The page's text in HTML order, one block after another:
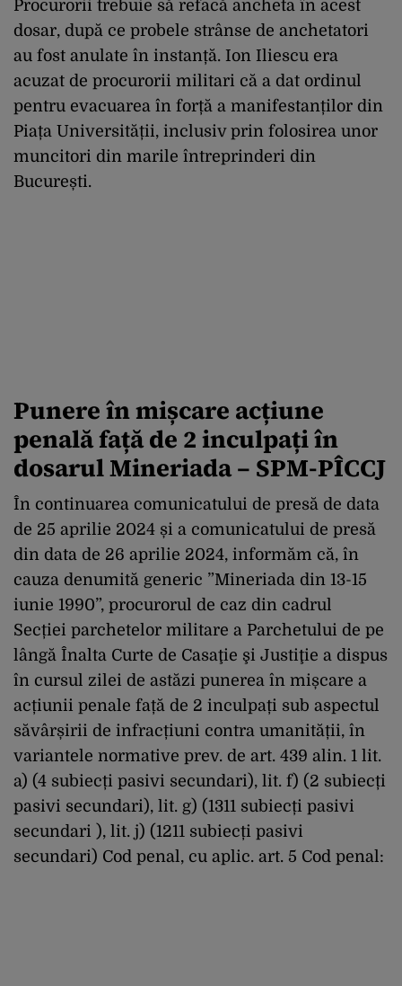
Procurorii trebuie să refacă ancheta în acest
dosar, după ce probele strânse de anchetatori
au fost anulate în instanță. Ion Iliescu era
acuzat de procurorii militari că a dat ordinul
pentru evacuarea în forță a manifestanților din
Piața Universității, inclusiv prin folosirea unor
muncitori din marile întreprinderi din
București.
Punere în mișcare acțiune
penală față de 2 inculpați în
dosarul Mineriada – SPM-PÎCCJ
În continuarea comunicatului de presă de data
de 25 aprilie 2024 și a comunicatului de presă
din data de 26 aprilie 2024, informăm că, în
cauza denumită generic ”Mineriada din 13-15
iunie 1990”, procurorul de caz din cadrul
Secției parchetelor militare a Parchetului de pe
lângă Înalta Curte de Casaţie şi Justiţie a dispus
în cursul zilei de astăzi punerea în mișcare a
acțiunii penale față de 2 inculpați sub aspectul
săvârșirii de infracțiuni contra umanității, în
variantele normative prev. de art. 439 alin. 1 lit.
a) (4 subiecți pasivi secundari), lit. f) (2 subiecți
pasivi secundari), lit. g) (1311 subiecți pasivi
secundari ), lit. j) (1211 subiecți pasivi
secundari) Cod penal, cu aplic. art. 5 Cod penal: